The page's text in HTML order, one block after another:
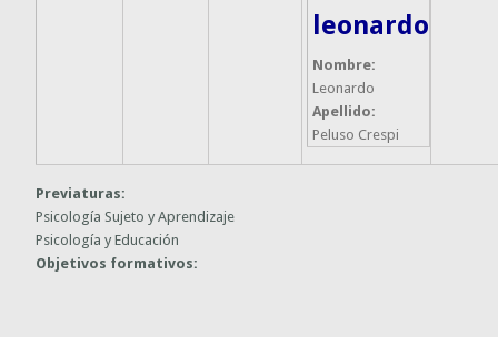
leonardo
Nombre:
Leonardo
Apellido:
Peluso Crespi
Previaturas:
Psicología Sujeto y Aprendizaje
Psicología y Educación
Objetivos formativos: